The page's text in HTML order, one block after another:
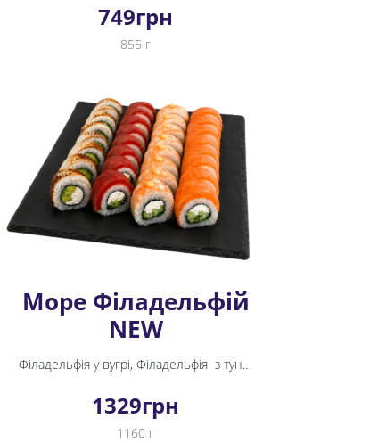
749грн
855 г
Море Філадельфій
NEW
Філадельфія у вугрі, Філадельфія з тунцем, Спайсі Креветка, Філадельфія
1329грн
1160 г